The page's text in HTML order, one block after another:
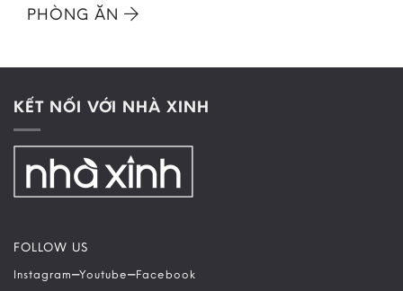
PHÒNG ĂN
KẾT NỐI VỚI NHÀ XINH
FOLLOW US
Instagram–Youtube–Facebook